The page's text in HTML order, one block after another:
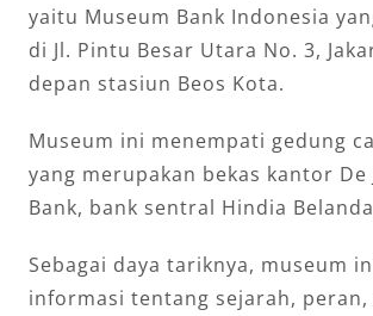
yaitu Museum Bank Indonesia
di Jl. Pintu Besar Utara No. 3,
depan stasiun Beos Kota.
Museum ini menempati gedung
yang merupakan bekas kantor De
Bank, bank sentral Hindia
Sebagai daya tariknya, museum
informasi tentang sejarah, peran,